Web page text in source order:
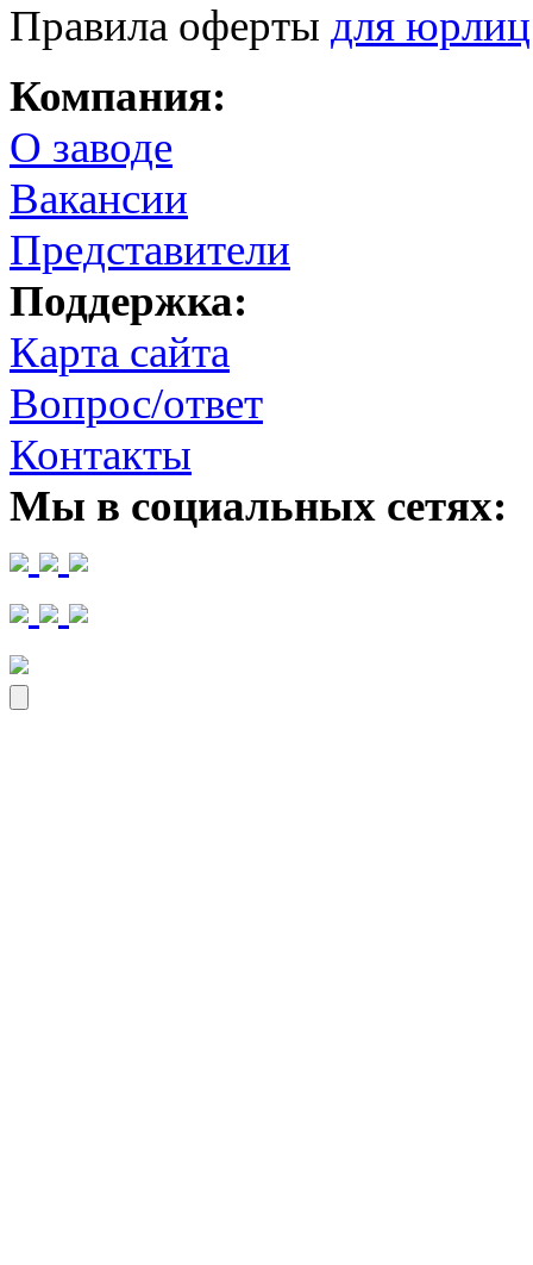
Правила оферты для
Компания:
О заводе
Вакансии
Представители
Поддержка:
Карта сайта
Вопрос/ответ
Контакты
Мы в социальных сетях: